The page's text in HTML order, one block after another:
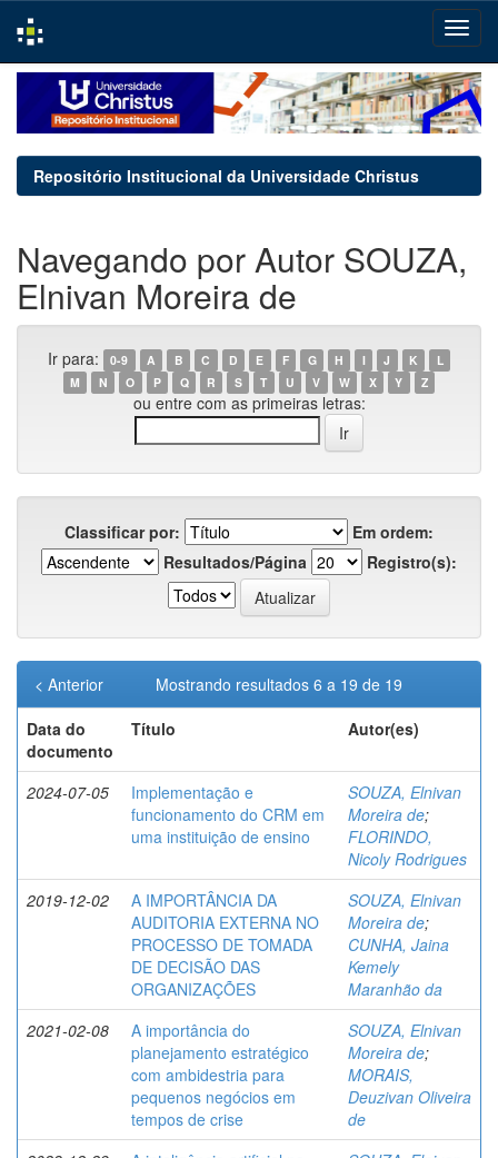
navigation
Repositório Institucional da Universidade Christus
Navegando por Autor SOUZA,
Elnivan Moreira de
Ir para: 0-9 A B C D E F G H I J K
L
M
N O P Q R S T U V W X Y Z
ou entre com as primeiras letras:
Classificar por:
Em ordem:
Resultados/Página
Registro(s):
Mostrando resultados 6 a 19 de 19
< Anterior
Data do
documento
Título Autor(es)
2024-07-05
Implementação e
funcionamento do CRM em
uma instituição de ensino
SOUZA, Elnivan
Moreira de;
FLORINDO,
Nicoly Rodrigues
2019-12-02
A IMPORTÂNCIA DA
AUDITORIA EXTERNA NO
PROCESSO DE TOMADA
DE DECISÃO DAS
ORGANIZAÇÕES
SOUZA, Elnivan
Moreira de;
CUNHA, Jaina
Kemely
Maranhão da
2021-02-08
A importância do
planejamento estratégico
com ambidestria para
pequenos negócios em
tempos de crise
SOUZA, Elnivan
Moreira de;
MORAIS,
Deuzivan Oliveira
de